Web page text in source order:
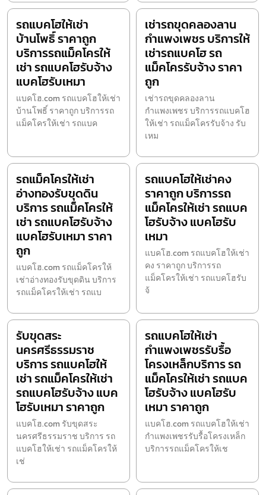
รถแบคโฮให้เช่า
บ้านโพธิ์ ราคาถูก
บริการรถแม็คโครให้
เช่า รถแบคโฮรับจ้าง
แบคโฮรับเหมา
แบคโฮ.com รถแบคโฮให้เช่า
บ้านโพธิ์ ราคาถูก บริการรถ
แม็คโครให้เช่า รถแบค
เช่ารถขุดคลองลาน
กำแพงเพชร บริการให้
เช่ารถแบคโฮ รถ
แม็คโครรับจ้าง ราคา
ถูก
เช่ารถขุดคลองลาน
กำแพงเพชร บริการรถแบคโฮ
ให้เช่า รถแม็คโครรับจ้าง รับ
เหม
รถแม็คโครให้เช่า
อ่างทองรับขุดดิน
บริการ รถแม็คโครให้
เช่า รถแบคโฮรับจ้าง
แบคโฮรับเหมา ราคา
ถูก
แบคโฮ.com รถแม็คโครให้
เช่าอ่างทองรับขุดดิน บริการ
รถแม็คโครให้เช่า รถแบ
รถแบคโฮให้เช่าคง
ราคาถูก บริการรถ
แม็คโครให้เช่า รถแบค
โฮรับจ้าง แบคโฮรับ
เหมา
แบคโฮ.com รถแบคโฮให้เช่า
คง ราคาถูก บริการรถ
แม็คโครให้เช่า รถแบคโฮรับ
จ้
รับขุดสระ
นครศรีธรรมราช
บริการ รถแบคโฮให้
เช่า รถแม็คโครให้เช่า
รถแบคโฮรับจ้าง แบค
โฮรับเหมา ราคาถูก
แบคโฮ.com รับขุดสระ
นครศรีธรรมราช บริการ รถ
แบคโฮให้เช่า รถแม็คโครให้
เช่
รถแบคโฮให้เช่า
กำแพงเพชรรับรื้อ
โครงเหล็กบริการ รถ
แม็คโครให้เช่า รถแบค
โฮรับจ้าง แบคโฮรับ
เหมา ราคาถูก
แบคโฮ.com รถแบคโฮให้เช่า
กำแพงเพชรรับรื้อโครงเหล็ก
บริการรถแม็คโครให้เช